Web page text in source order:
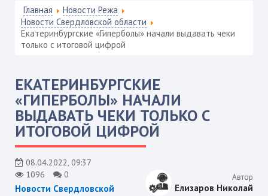
Главная
Новости Режа
Новости Свердловской области
Екатеринбургские «Гиперболы» начали выдавать чеки
только с итоговой цифрой
ЕКАТЕРИНБУРГСКИЕ
«ГИПЕРБОЛЫ» НАЧАЛИ
ВЫДАВАТЬ ЧЕКИ ТОЛЬКО С
ИТОГОВОЙ ЦИФРОЙ
08.04.2022, 09:37
1096
0
Новости Свердловской
Автор
Елизаров Николай